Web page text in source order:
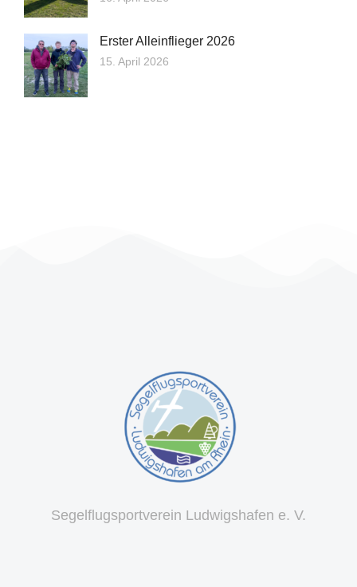
Erster Alleinflieger 2026
15. April 2026
Segelflugsportverein Ludwigshafen e. V.